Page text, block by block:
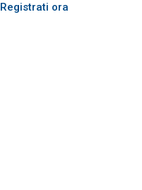
Registrati ora